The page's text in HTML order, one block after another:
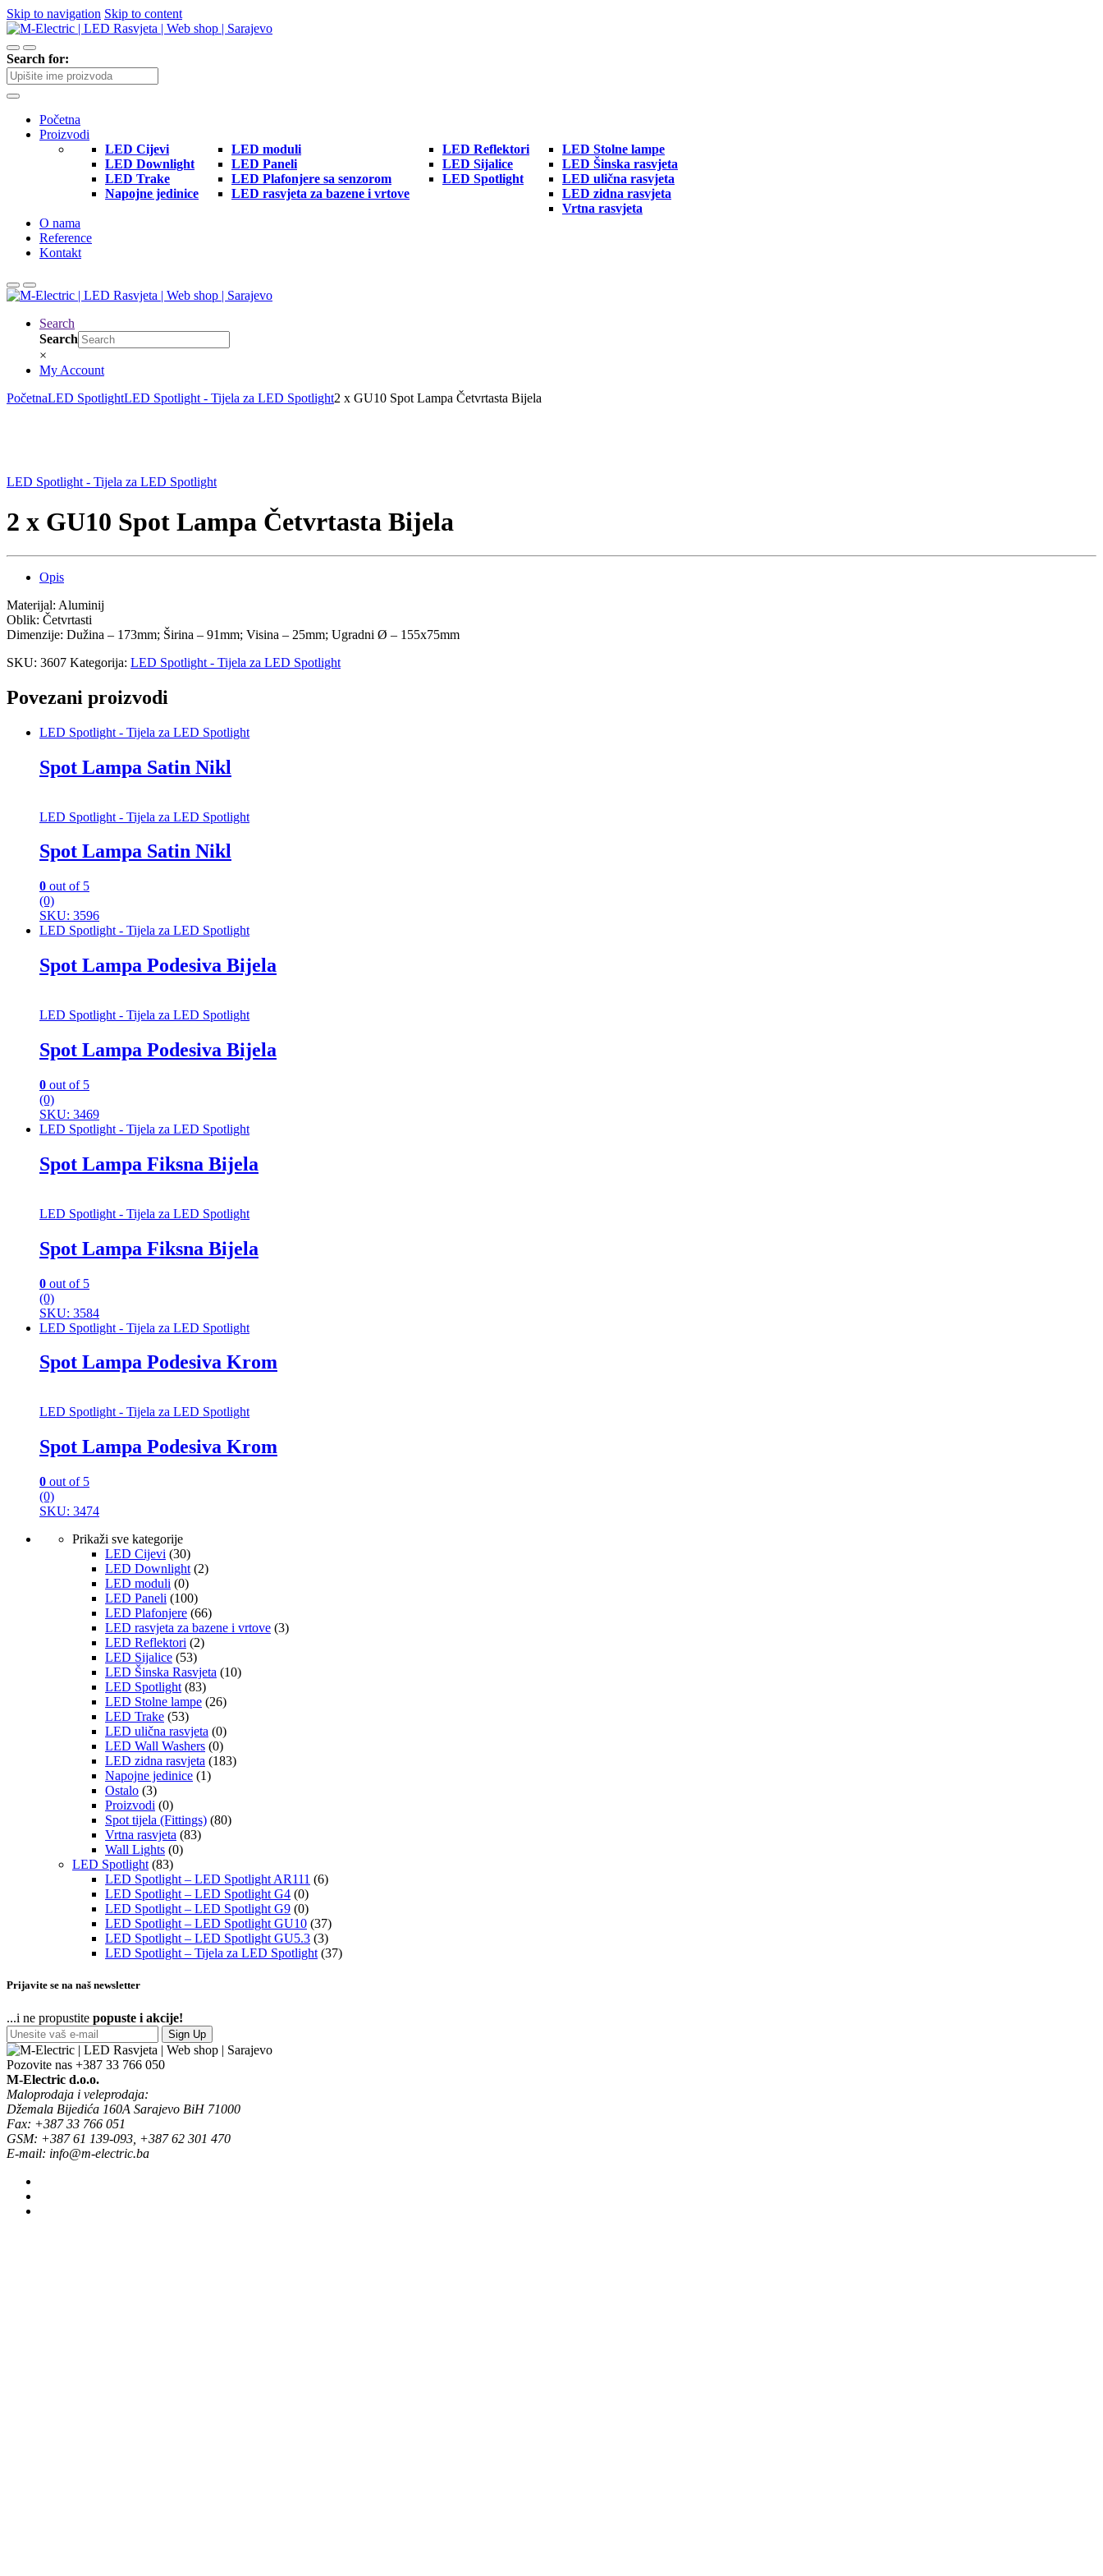
Skip to navigation Skip to content
Search for:
Početna
Proizvodi
LED Cijevi
LED Downlight
LED Trake
Napojne jedinice
LED moduli
LED Paneli
LED Plafonjere sa senzorom
LED rasvjeta za bazene i vrtove
LED Reflektori
LED Sijalice
LED Spotlight
LED Stolne lampe
LED Šinska rasvjeta
LED ulična rasvjeta
LED zidna rasvjeta
Vrtna rasvjeta
O nama
Reference
Kontakt
Search
Search
×
My Account
PočetnaLED SpotlightLED Spotlight - Tijela za LED Spotlight2 x GU10 Spot Lampa Četvrtasta Bijela
LED Spotlight - Tijela za LED Spotlight
2 x GU10 Spot Lampa Četvrtasta Bijela
Opis
Materijal: Aluminij
Oblik: Četvrtasti
Dimenzije: Dužina – 173mm; Širina – 91mm; Visina – 25mm; Ugradni Ø – 155x75mm
SKU: 3607 Kategorija: LED Spotlight - Tijela za LED Spotlight
Povezani proizvodi
LED Spotlight - Tijela za LED Spotlight
Spot Lampa Satin Nikl
LED Spotlight - Tijela za LED Spotlight
Spot Lampa Satin Nikl
0 out of 5
(0)
SKU: 3596
LED Spotlight - Tijela za LED Spotlight
Spot Lampa Podesiva Bijela
LED Spotlight - Tijela za LED Spotlight
Spot Lampa Podesiva Bijela
0 out of 5
(0)
SKU: 3469
LED Spotlight - Tijela za LED Spotlight
Spot Lampa Fiksna Bijela
LED Spotlight - Tijela za LED Spotlight
Spot Lampa Fiksna Bijela
0 out of 5
(0)
SKU: 3584
LED Spotlight - Tijela za LED Spotlight
Spot Lampa Podesiva Krom
LED Spotlight - Tijela za LED Spotlight
Spot Lampa Podesiva Krom
0 out of 5
(0)
SKU: 3474
Prikaži sve kategorije
LED Cijevi (30)
LED Downlight (2)
LED moduli (0)
LED Paneli (100)
LED Plafonjere (66)
LED rasvjeta za bazene i vrtove (3)
LED Reflektori (2)
LED Sijalice (53)
LED Šinska Rasvjeta (10)
LED Spotlight (83)
LED Stolne lampe (26)
LED Trake (53)
LED ulična rasvjeta (0)
LED Wall Washers (0)
LED zidna rasvjeta (183)
Napojne jedinice (1)
Ostalo (3)
Proizvodi (0)
Spot tijela (Fittings) (80)
Vrtna rasvjeta (83)
Wall Lights (0)
LED Spotlight (83)
LED Spotlight – LED Spotlight AR111 (6)
LED Spotlight – LED Spotlight G4 (0)
LED Spotlight – LED Spotlight G9 (0)
LED Spotlight – LED Spotlight GU10 (37)
LED Spotlight – LED Spotlight GU5.3 (3)
LED Spotlight – Tijela za LED Spotlight (37)
Prijavite se na naš newsletter
...i ne propustite popuste i akcije!
Sign Up
Pozovite nas +387 33 766 050
M-Electric d.o.o.
Maloprodaja i veleprodaja:
Džemala Bijedića 160A Sarajevo BiH 71000
Fax: +387 33 766 051
GSM: +387 61 139-093, +387 62 301 470
E-mail: info@m-electric.ba